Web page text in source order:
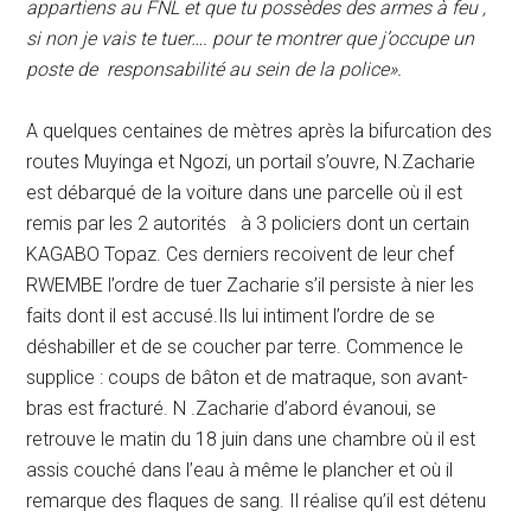
appartiens au FNL et que tu possèdes des armes à feu ,
si non je vais te tuer…. pour te montrer que j’occupe un
poste de responsabilité au sein de la police».
A quelques centaines de mètres après la bifurcation des
routes Muyinga et Ngozi, un portail s’ouvre, N.Zacharie
est débarqué de la voiture dans une parcelle où il est
remis par les 2 autorités à 3 policiers dont un certain
KAGABO Topaz. Ces derniers recoivent de leur chef
RWEMBE l’ordre de tuer Zacharie s’il persiste à nier les
faits dont il est accusé.Ils lui intiment l’ordre de se
déshabiller et de se coucher par terre. Commence le
supplice : coups de bâton et de matraque, son avant-
bras est fracturé. N .Zacharie d’abord évanoui, se
retrouve le matin du 18 juin dans une chambre où il est
assis couché dans l’eau à même le plancher et où il
remarque des flaques de sang. Il réalise qu’il est détenu